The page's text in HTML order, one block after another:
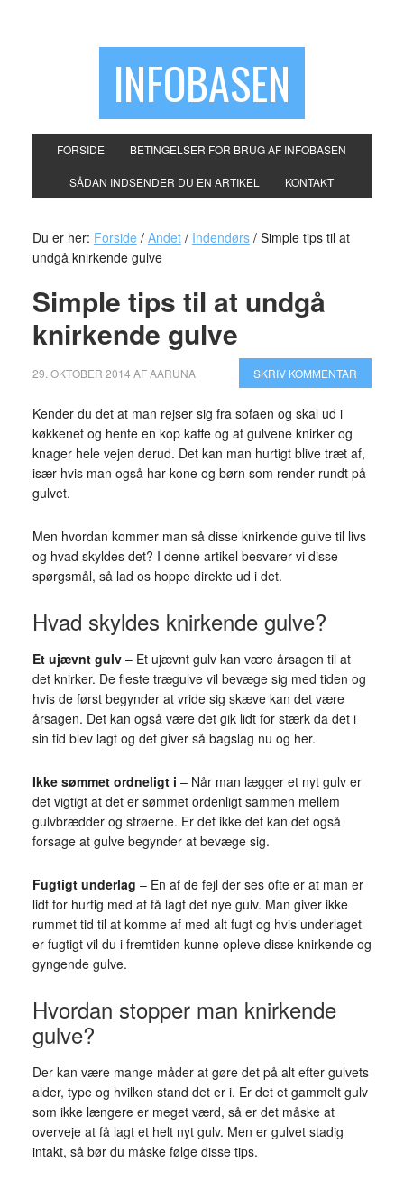
INFOBASEN
FORSIDE BETINGELSER FOR BRUG AF INFOBASEN
SÅDAN INDSENDER DU EN ARTIKEL KONTAKT
Du er her: Forside / Andet / Indendørs /Simple tips til at
undgå knirkende gulve
Simple tips til at undgå
knirkende gulve
29. OKTOBER 2014 AFAARUNA SKRIV KOMMENTAR
Kender du det at man rejser sig fra sofaen og skal ud i
køkkenet og hente en kop kaffe og at gulvene knirker og
knager hele vejen derud. Det kan man hurtigt blive træt af,
især hvis man også har kone og børn som render rundt på
gulvet.
Men hvordan kommer man så disse knirkende gulve til livs
og hvad skyldes det? I denne artikel besvarer vi disse
spørgsmål, så lad os hoppe direkte ud i det.
Hvad skyldes knirkende gulve?
Et ujævnt gulv– Et ujævnt gulv kan være årsagen til at
det knirker. De fleste trægulve vil bevæge sig med tiden og
hvis de først begynder at vride sig skæve kan det være
årsagen. Det kan også være det gik lidt for stærk da det i
sin tid blev lagt og det giver så bagslag nu og her.
Ikke sømmet ordneligt i – Når man lægger et nyt gulv er
det vigtigt at det er sømmet ordenligt sammen mellem
gulvbrædder og strøerne. Er det ikke det kan det også
forsage at gulve begynder at bevæge sig.
Fugtigt underlag – En af de fejl der ses ofte er at man er
lidt for hurtig med at få lagt det nye gulv. Man giver ikke
rummet tid til at komme af med alt fugt og hvis underlaget
er fugtigt vil du i fremtiden kunne opleve disse knirkende og
gyngende gulve.
Hvordan stopper man knirkende
gulve?
Der kan være mange måder at gøre det på alt efter gulvets
alder, type og hvilken stand det er i. Er det et gammelt gulv
som ikke længere er meget værd, så er det måske at
overveje at få lagt et helt nyt gulv. Men er gulvet stadig
intakt, så bør du måske følge disse tips.